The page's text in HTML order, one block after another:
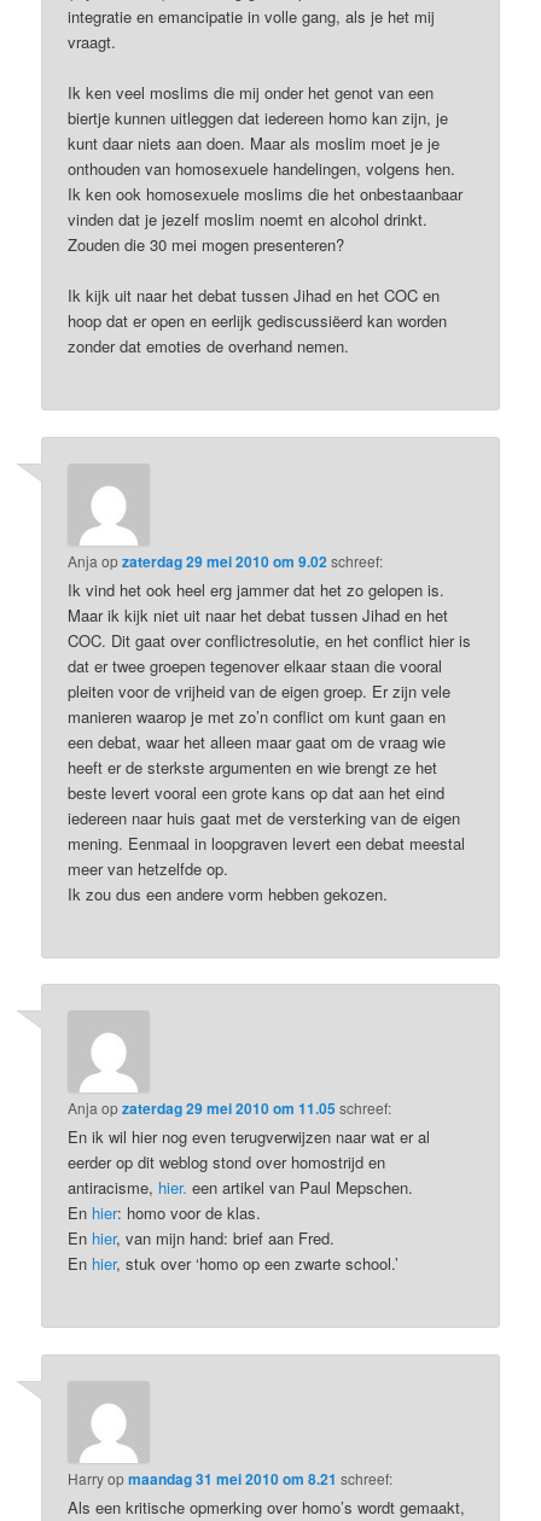
integratie en emancipatie in volle gang, als je het mij
vraagt.
Ik ken veel moslims die mij onder het genot van een
biertje kunnen uitleggen dat iedereen homo kan zijn, je
kunt daar niets aan doen. Maar als moslim moet je je
onthouden van homosexuele handelingen, volgens hen.
Ik ken ook homosexuele moslims die het onbestaanbaar
vinden dat je jezelf moslim noemt en alcohol drinkt.
Zouden die 30 mei mogen presenteren?
Ik kijk uit naar het debat tussen Jihad en het COC en
hoop dat er open en eerlijk gediscussiëerd kan worden
zonder dat emoties de overhand nemen.
Anja opzaterdag 29 mei 2010 om 9.02schreef:
Ik vind het ook heel erg jammer dat het zo gelopen is.
Maar ik kijk niet uit naar het debat tussen Jihad en het
COC. Dit gaat over conflictresolutie, en het conflict hier is
dat er twee groepen tegenover elkaar staan die vooral
pleiten voor de vrijheid van de eigen groep. Er zijn vele
manieren waarop je met zo’n conflict om kunt gaan en
een debat, waar het alleen maar gaat om de vraag wie
heeft er de sterkste argumenten en wie brengt ze het
beste levert vooral een grote kans op dat aan het eind
iedereen naar huis gaat met de versterking van de eigen
mening. Eenmaal in loopgraven levert een debat meestal
meer van hetzelfde op.
Ik zou dus een andere vorm hebben gekozen.
Anja opzaterdag 29 mei 2010 om 11.05schreef:
En ik wil hier nog even terugverwijzen naar wat er al
eerder op dit weblog stond over homostrijd en
antiracisme, hier. een artikel van Paul Mepschen.
En hier: homo voor de klas.
En hier, van mijn hand: brief aan Fred.
En hier, stuk over ‘homo op een zwarte school.’
Harryopmaandag 31 mei 2010 om 8.21 schreef:
Als een kritische opmerking over homo’s wordt gemaakt,